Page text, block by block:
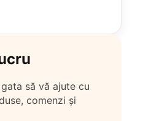
să vă ajute cu
comenzi și